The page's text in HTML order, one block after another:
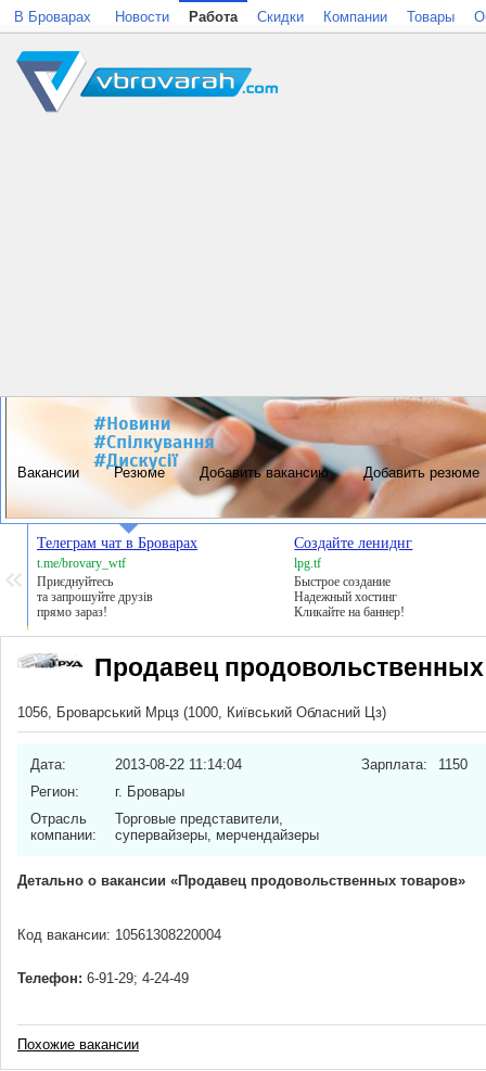
Телеграм чат в Броварах
t.me/brovary_wtf
Приєднуйтесь
та запрошуйте друзів
прямо зараз!
Создайте лениднг
lpg.tf
Быстрое создание
Надежный хостинг
Кликайте на баннер!
Продавец
1056, Броварський Мрцз (1000, Київський Обласний Цз)
Дата:
2013-08-22 11:14:04
Регион:
г. Бровары
Отрасль
компании:
Торговые представители,
супервайзеры, мерчендайзеры
Зарплата: 1150
Детально о вакансии «Продавец продовольственных товаров»
Код вакансии: 10561308220004
Телефон: 6-91-29; 4-24-49
Похожие вакансии
В Броварах Новости Работа Скидки Компании Товары
Вакансии Резюме Добавить вакансию Добавить резюме